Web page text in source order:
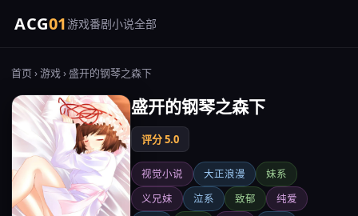
ACG01游戏番剧小说全部
首页 ›游戏› 盛开的钢琴之森下
盛开的钢琴之森下
评分 5.0
视觉小说 大正浪漫
妹系
义兄妹
泣系 致郁
纯爱